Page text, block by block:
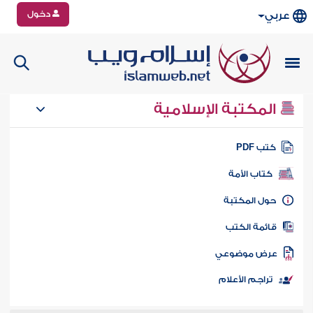
عربي دخول
المكتبة الإسلامية
كتب PDF
كتاب الأمة
المكتبة
الكتب
موضوعي